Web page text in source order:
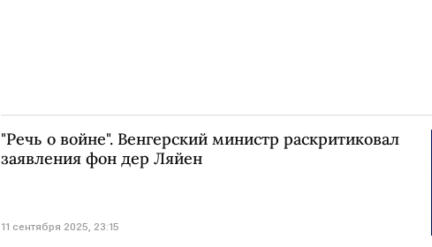
"Речь о войне". Венгерский министр раскритиковал
заявления фон дер Ляйен
11 сентября 2025, 23:15